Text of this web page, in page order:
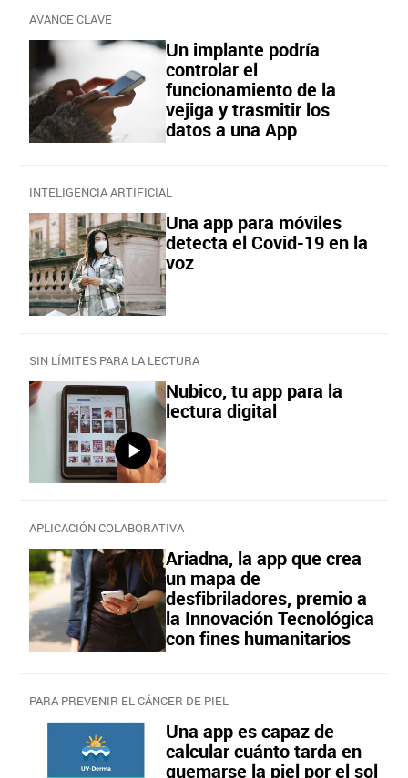
AVANCE CLAVE
Un implante podría
controlar el
funcionamiento de la
vejiga y trasmitir los
datos a una App
INTELIGENCIA ARTIFICIAL
Una app para móviles
detecta el Covid-19 en la
voz
SIN LÍMITES PARA LA LECTURA
Nubico, tu app para la
lectura digital
APLICACIÓN COLABORATIVA
Ariadna, la app que crea
un mapa de
desfibriladores, premio a
la Innovación Tecnológica
con fines humanitarios
PARA PREVENIR EL CÁNCER DE PIEL
Una app es capaz de
calcular cuánto tarda en
quemarse la piel por el sol